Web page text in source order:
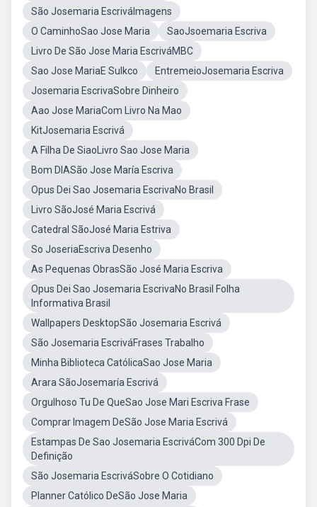
São Josemaria EscriváImagens
O CaminhoSao Jose Maria
SaoJsoemaria Escriva
Livro De São Jose Maria EscriváMBC
Sao Jose MariaE Sulkco
EntremeioJosemaria Escriva
Josemaria EscrivaSobre Dinheiro
Aao Jose MariaCom Livro Na Mao
KitJosemaria Escrivá
A Filha De SiaoLivro Sao Jose Maria
Bom DIASão Jose María Escriva
Opus Dei Sao Josemaria EscrivaNo Brasil
Livro SãoJosé Maria Escrivá
Catedral SãoJosé Maria Estriva
So JoseriaEscriva Desenho
As Pequenas ObrasSão José Maria Escriva
Opus Dei Sao Josemaria EscrivaNo Brasil Folha
Informativa Brasil
Wallpapers DesktopSão Josemaria Escrivá
São Josemaria EscriváFrases Trabalho
Minha Biblioteca CatólicaSao Jose Maria
Arara SãoJosemaría Escrivá
Orgulhoso Tu De QueSao Jose Mari Escriva Frase
Comprar Imagem DeSão Jose Maria Escrivá
Estampas De Sao Josemaria EscriváCom 300 Dpi De
Definição
São Josemaria EscriváSobre O Cotidiano
Planner Católico DeSão Jose Maria